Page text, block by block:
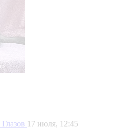
Глазов 17 июля, 12:45